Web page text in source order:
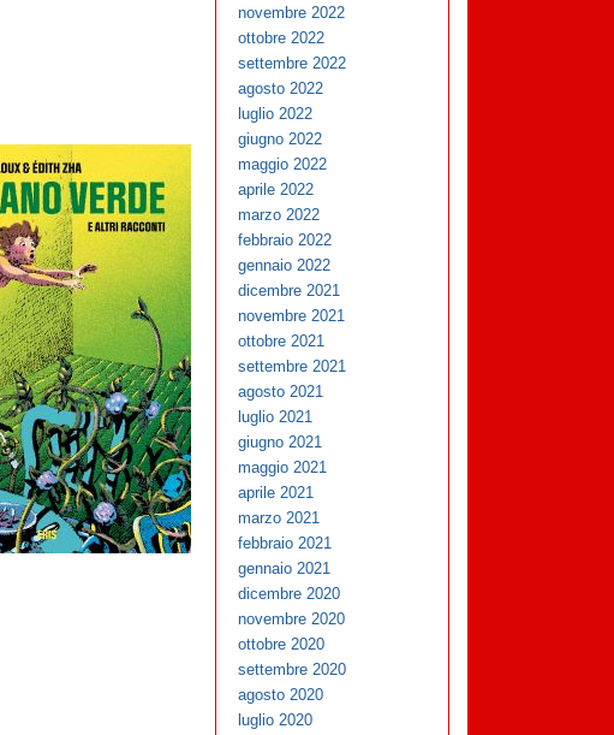
novembre 2022
ottobre 2022
settembre 2022
agosto 2022
luglio 2022
giugno 2022
maggio 2022
aprile 2022
marzo 2022
febbraio 2022
gennaio 2022
dicembre 2021
novembre 2021
ottobre 2021
settembre 2021
agosto 2021
luglio 2021
giugno 2021
maggio 2021
aprile 2021
marzo 2021
febbraio 2021
gennaio 2021
dicembre 2020
novembre 2020
ottobre 2020
settembre 2020
agosto 2020
luglio 2020